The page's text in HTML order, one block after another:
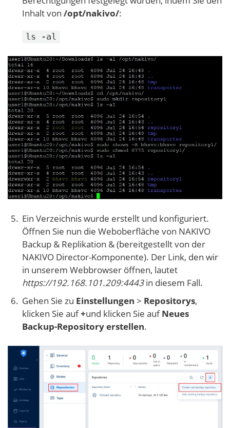
Inhalt von /opt/nakivo/:
ls -al
Ein Verzeichnis wurde erstellt und konfiguriert.
Öffnen Sie nun die Weboberfläche von NAKIVO
Backup & Replikation & (bereitgestellt von der
NAKIVO Director-Komponente). Der Link, den wir
in unserem Webbrowser öffnen, lautet
https://192.168.101.209:4443in diesem Fall.
Gehen Sie zu Einstellungen > Repositorys,
klicken Sie auf+und klicken Sie aufNeues
Backup-Repository erstellen.